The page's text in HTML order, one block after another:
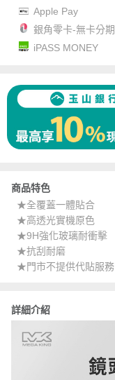
Apple Pay
銀角零卡-無卡分期
iPASS MONEY
商品特色
★全覆蓋一體貼合
★高透光實機原色
★9H強化玻璃耐衝擊
★抗刮耐磨
★門市不提供代貼服務
詳細介紹